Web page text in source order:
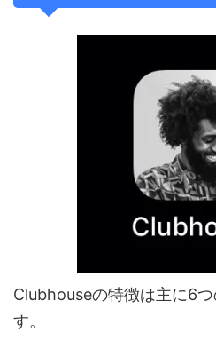
Clubhouseの特徴は主に6
す。